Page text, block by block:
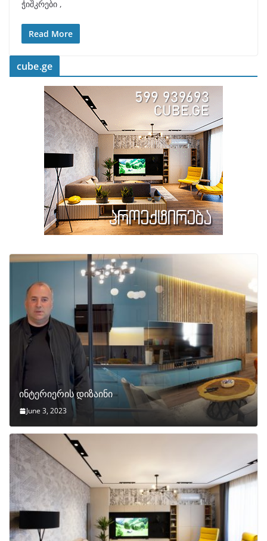
ჭიშკრები ,
Read More
cube.ge
ინტერიერის დიზაინი
June 3, 2023